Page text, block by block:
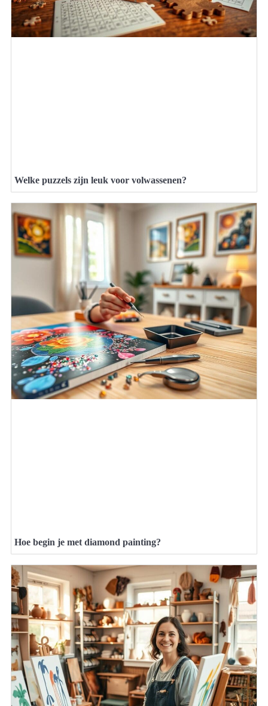
Welke puzzels zijn leuk voor volwassenen?
Hoe begin je met diamond painting?